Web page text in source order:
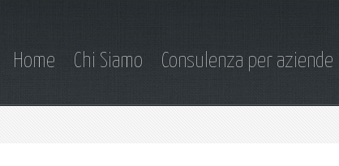
Home Chi Siamo Consulenza per aziende